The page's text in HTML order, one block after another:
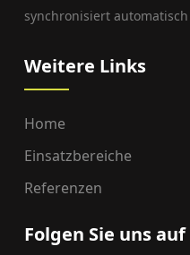
synchronisiert
Weitere Links
Home
Einsatzbereiche
Referenzen
Folgen Sie uns